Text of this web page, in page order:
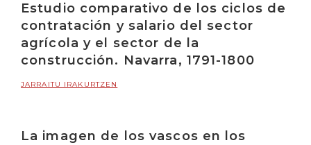
Estudio comparativo de los ciclos de
contratación y salario del sector
agrícola y el sector de la
construcción. Navarra, 1791-1800
JARRAITU IRAKURTZEN
La imagen de los vascos en los